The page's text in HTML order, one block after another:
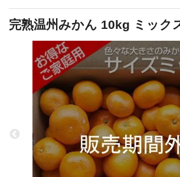
完熟温州みかん 10kg ミック